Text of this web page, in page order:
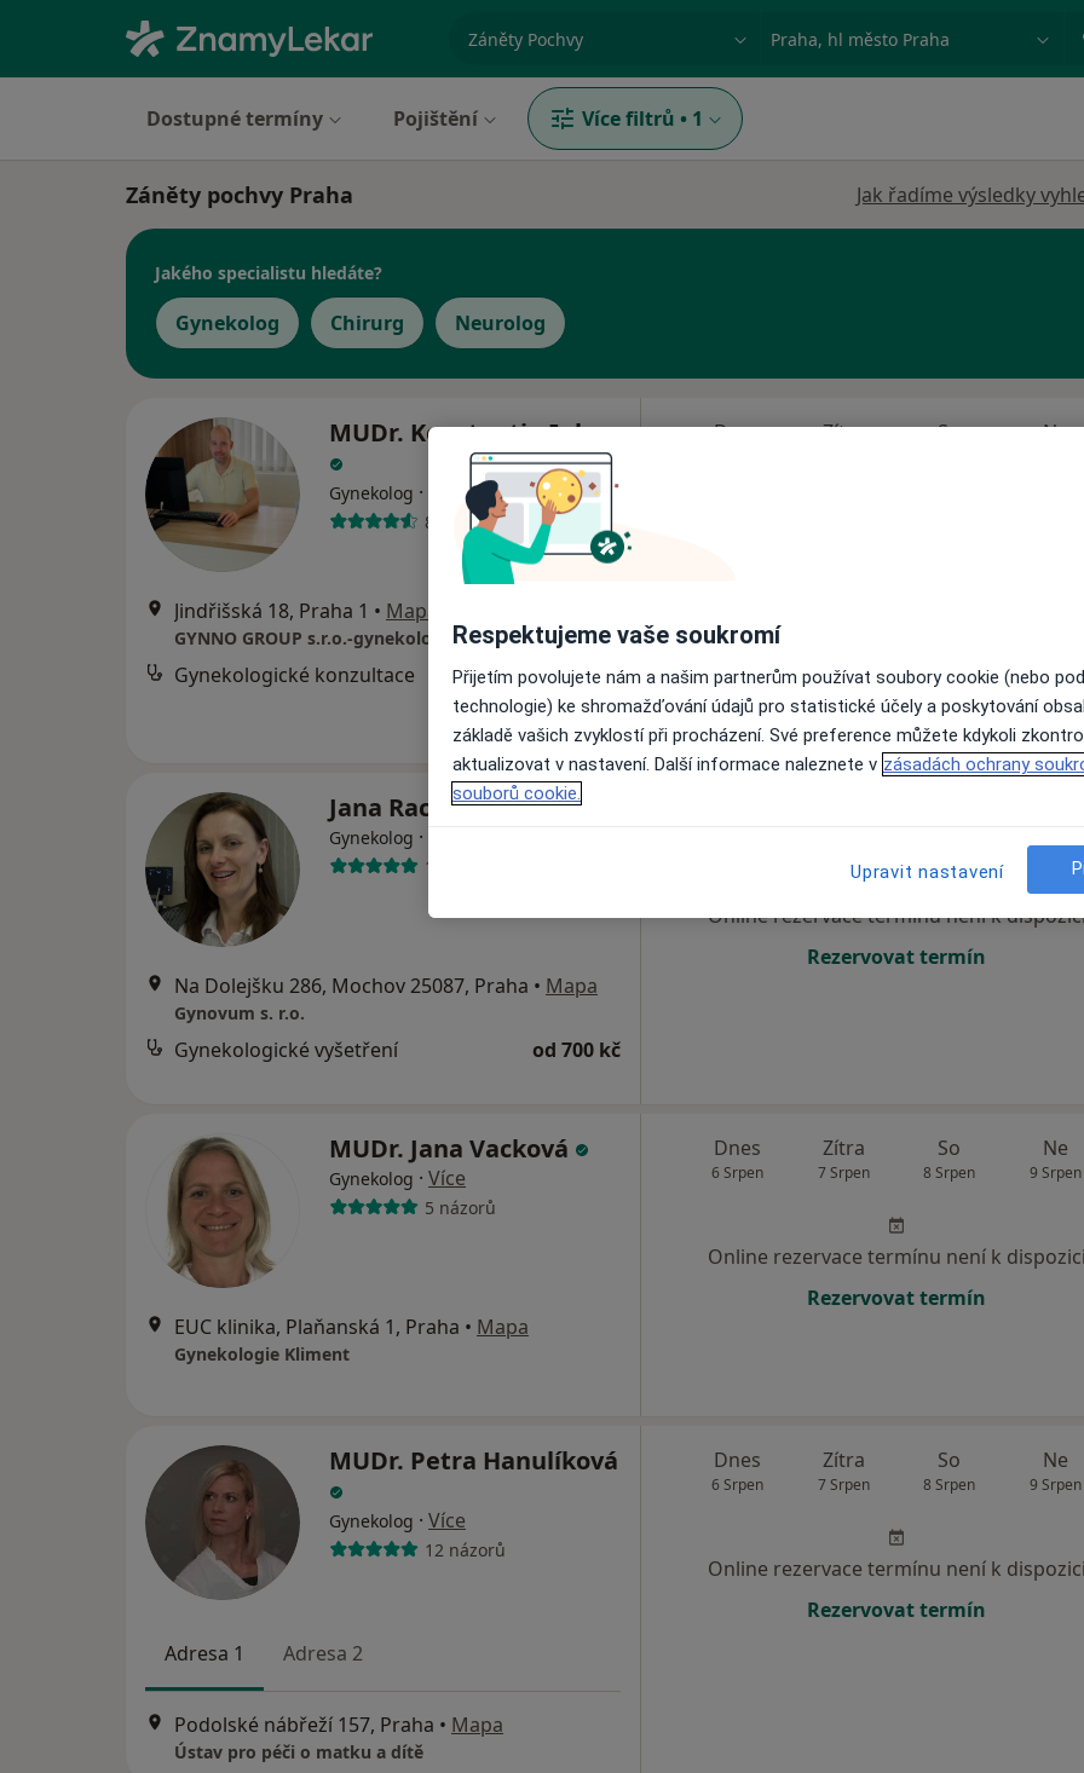
specializace, nemoc nebo příjmení Město nebo region
Dostupné termíny Pojištění Více filtrů • 1
Záněty pochvy Praha Jak řadíme výsledky
Jakého specialistu hledáte?
Gynekolog Chirurg Neurolog
MUDr. Konstantin Inkov
Gynekolog · Více
85 názorů
Jindřišská 18, Praha 1 • Mapa
GYNNO GROUP s.r.o.-gynekologicko-porodnická ordinace
Gynekologické konzultace 1 500 Kč
Dnes Zítra So Ne
Jana Racková
Gynekolog ·
10 názorů
Na Dolejšku 286, Mochov 25087, Praha • Mapa
Gynovum s. r.o.
Gynekologické vyšetření od 700 kč
Online rezervace termínu není k
Rezervovat termín
MUDr. Jana Vacková
Gynekolog · Více
5 názorů
EUC klinika, Plaňanská 1, Praha • Mapa
Gynekologie Kliment
Dnes
6 Srpen
Zítra
7 Srpen
So
8 Srpen
Ne
9 Srpen
Online rezervace termínu není k dispozici
Rezervovat termín
MUDr. Petra Hanulíková
Gynekolog · Více
12 názorů
Adresa 1 Adresa 2
Podolské nábřeží 157, Praha • Mapa
Ústav pro péči o matku a dítě
Dnes
6 Srpen
Zítra
7 Srpen
So
8 Srpen
Ne
9 Srpen
Online rezervace termínu není k dispozici
Rezervovat termín
Respektujeme vaše soukromí
Přijetím povolujete nám a našim partnerům používat soubory cookie (nebo
technologie) ke shromažďování údajů pro statistické účely a poskytování
základě vašich zvyklostí při procházení. Své preference můžete kdykoli
aktualizovat v nastavení. Další informace naleznete v zásadách ochrany
souborů cookie.
Upravit nastavení